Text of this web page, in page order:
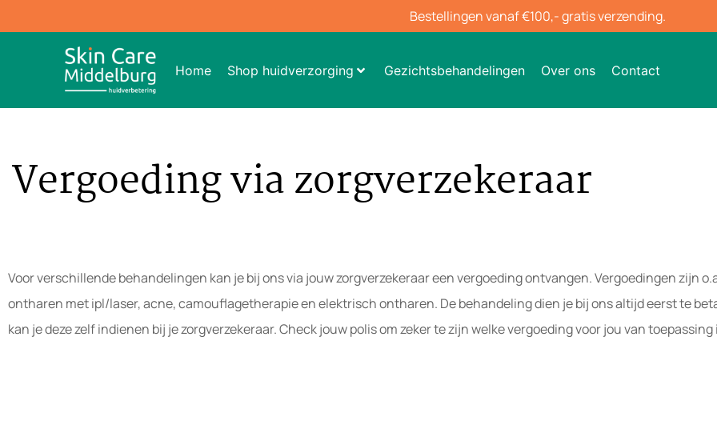
Bestellingen vanaf €100,- gratis verzending.
Home Shop huidverzorging Gezichtsbehandelingen Over ons Contact
Vergoeding via zorgverzekeraar
Voor verschillende behandelingen kan je bij ons via jouw zorgverzekeraar een vergoeding ontvangen. Vergoedingen zijn
ontharen met ipl/laser, acne, camouflagetherapie en elektrisch ontharen. De behandeling dien je bij ons altijd eerst te
kan je deze zelf indienen bij je zorgverzekeraar. Check jouw polis om zeker te zijn welke vergoeding voor jou van toepassing